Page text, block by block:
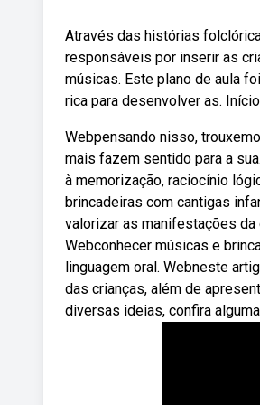
Através das histórias
responsáveis por inserir as
músicas. Este plano de aula
rica para desenvolver as.
Webpensando nisso,
mais fazem sentido para a
à memorização, raciocínio
brincadeiras com cantigas
valorizar as manifestações da
Webconhecer músicas e
linguagem oral. Webneste
das crianças, além de
diversas ideias, confira